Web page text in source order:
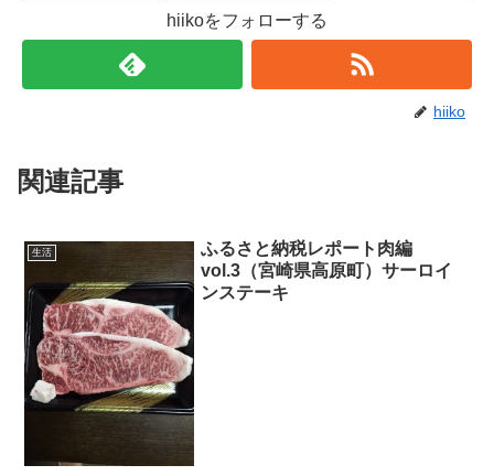
hiikoをフォローする
hiiko
関連記事
生活
ふるさと納税レポート肉編
vol.3（宮崎県高原町）サーロイ
ンステーキ